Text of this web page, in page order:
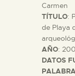
Carmen
TÍTULO:
de Playa
AÑO:
DATOS